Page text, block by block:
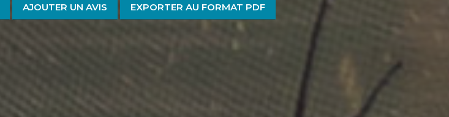
AJOUTER UN AVIS EXPORTER AU FORMAT PDF